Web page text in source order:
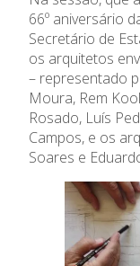
66º aniversário
Secretário de
os arquitetos
– representado
Moura, Rem
Rosado, Luís
Campos, e os
Soares e